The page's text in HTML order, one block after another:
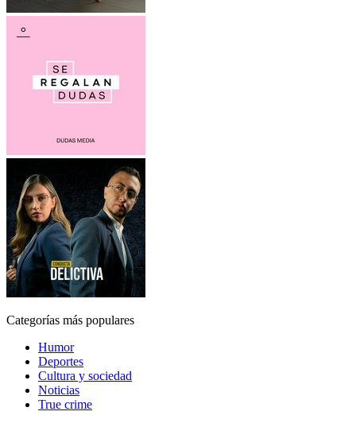
Categorías más populares
Humor
Deportes
Cultura y sociedad
Noticias
True crime